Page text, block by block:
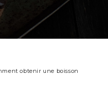
obtenir une boisson